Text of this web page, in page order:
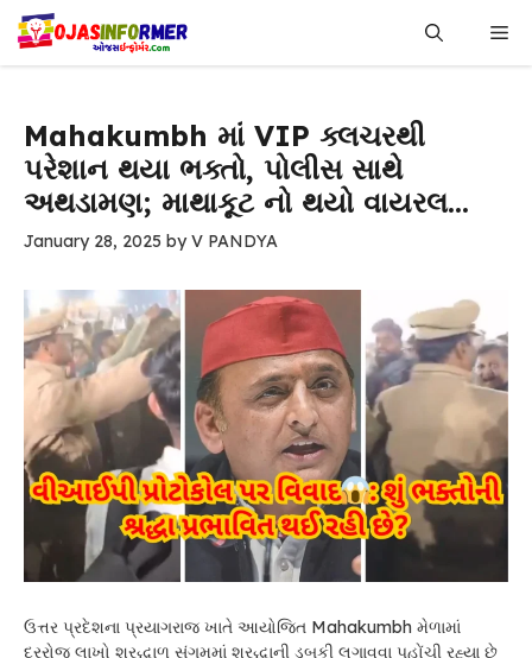
Skip
content
Mahakumbh માં VIP ક્લચરથી
પરેશાન થયા ભક્તો, પોલીસ સાથે
અથડામણ; માથાકૂટ નો થયો વાયરલ…
January 28, 2025 byV PANDYA
ઉત્તર પ્રદેશના પ્રયાગરાજ ખાતે આયોજિત Mahakumbh મેળામાં
દરરોજ લાખો શ્રદ્ધાળુ સંગમમાં શ્રદ્ધાની ડૂબકી લગાવવા પહોંચી રહ્યા છે